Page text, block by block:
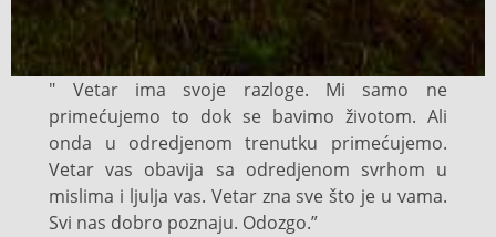
" Vetar ima svoje razloge. Mi samo ne
primećujemo to dok se bavimo životom. Ali
onda u odredjenom trenutku primećujemo.
Vetar vas obavija sa odredjenom svrhom u
mislima i ljulja vas. Vetar zna sve što je u vama.
Svi nas dobro poznaju. Odozgo.”